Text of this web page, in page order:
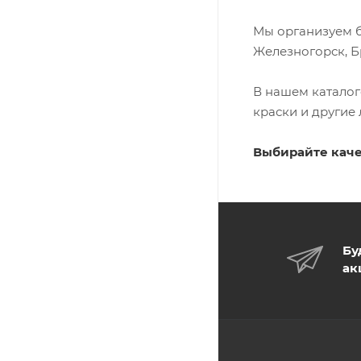
Мы организуем
Железногорск,
В нашем
краски и
Выбирайте